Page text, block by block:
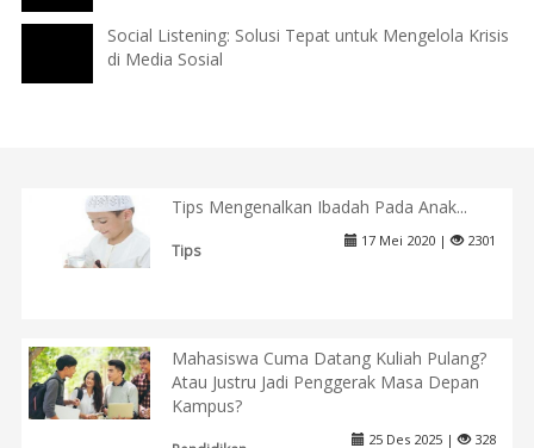
Social Listening: Solusi Tepat untuk Mengelola Krisis
di Media Sosial
Tips Mengenalkan Ibadah Pada Anak...
Tips
17 Mei 2020 | 2301
Mahasiswa Cuma Datang Kuliah Pulang?
Atau Justru Jadi Penggerak Masa Depan
Kampus?
25 Des 2025 | 328